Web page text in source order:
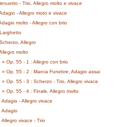
- Trio, Allegro molto e vivace
- Allegro moto e vivace
molto - Allegro con brio
Allegro
molto
Op. 55 - 1 : Allegro con brio
Op. 55 - 2 : Marcia Funebre, Adagio assai
Op. 55 - 3 : Scherzo - Trio, Allegro vivace
Op. 55 - 4 : Finale, Allegro molto
- Allegro vivace
Adagio
vivace - Trio